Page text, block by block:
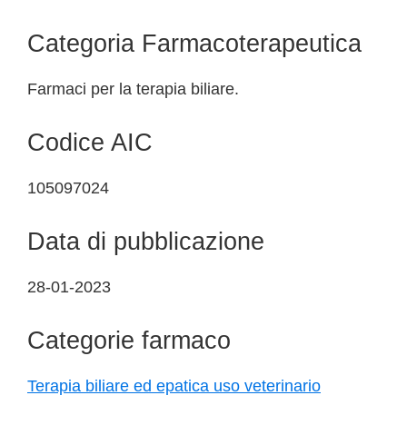
Categoria Farmacoterapeutica
Farmaci per la terapia biliare.
Codice AIC
105097024
Data di pubblicazione
28-01-2023
Categorie farmaco
Terapia biliare ed epatica uso veterinario